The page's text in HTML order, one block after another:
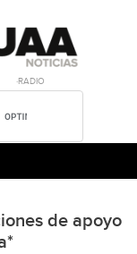
·RADIO
de apoyo